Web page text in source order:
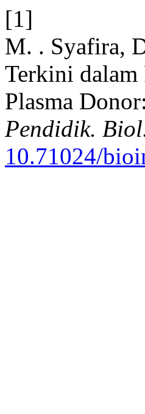
[1]
M. . Syafira,
Terkini dalam
Plasma
Pendidik.
10.71024/